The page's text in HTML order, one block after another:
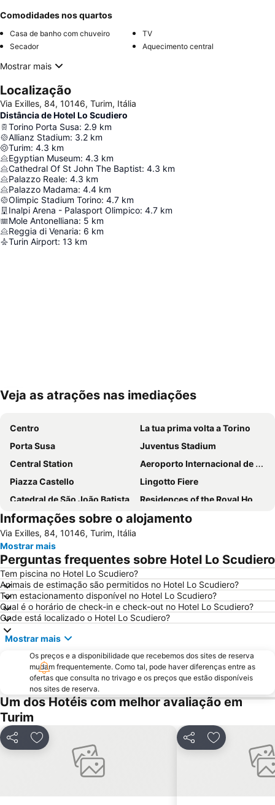
Comodidades nos quartos
Casa de banho com chuveiro
TV
Secador
Aquecimento central
Mostrar mais
Localização
Via Exilles, 84, 10146, Turim, Itália
Distância de Hotel Lo Scudiero
Torino Porta Susa: 2.9 km
Allianz Stadium: 3.2 km
Turim: 4.3 km
Egyptian Museum: 4.3 km
Cathedral Of St John The Baptist: 4.3 km
Palazzo Reale: 4.3 km
Palazzo Madama: 4.4 km
Olimpic Stadium Torino: 4.7 km
Inalpi Arena - Palasport Olimpico: 4.7 km
Mole Antonelliana: 5 km
Reggia di Venaria: 6 km
Turin Airport: 13 km
Ampliar mapa
Veja as atrações nas imediações
Centro
La tua prima volta a Torino
Porta Susa
Juventus Stadium
Central Station
Aeroporto Internacional de Turim
Piazza Castello
Lingotto Fiere
Catedral de São João Batista
Residences of the Royal House of Savoy
Santa Rita da Cascia
Pozzo Strada
Palacio Real
Olimpico
Torino Film Festival
Mole Antonelliana
San Paolo
Università degli Studi di Torino
San Domenico
Hafa Hammam
Ponte Vittorio Emanuele I
Vanchiglia
Barriera di Milano
Reggia e parco di Venaria reale
Informações sobre o alojamento
Via Exilles, 84, 10146, Turim, Itália
Mostrar mais
Perguntas frequentes sobre Hotel Lo Scudiero
Tem piscina no Hotel Lo Scudiero?
Animais de estimação são permitidos no Hotel Lo Scudiero?
Tem estacionamento disponível no Hotel Lo Scudiero?
Qual é o horário de check-in e check-out no Hotel Lo Scudiero?
Onde está localizado o Hotel Lo Scudiero?
Mostrar mais
Os preços e a disponibilidade que recebemos dos sites de reserva
mudam frequentemente. Como tal, pode haver diferenças entre as
ofertas que consulta no trivago e os preços que estão disponíveis
nos sites de reserva.
Um dos Hotéis com melhor avaliação em
Turim
PartilharAdicionar aos favoritos PartilharAdicionar